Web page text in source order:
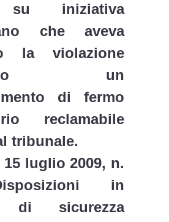
iniziativa
che aveva
la violazione
un
di fermo
reclamabile
tribunale.
luglio 2009, n.
in
di sicurezza